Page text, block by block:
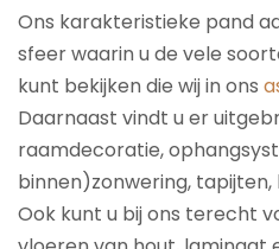
Ons karakteristieke pand
sfeer waarin u de vele
kunt bekijken die wij in ons
Daarnaast vindt u er
raamdecoratie,
binnen)zonwering,
Ook kunt u bij ons terecht